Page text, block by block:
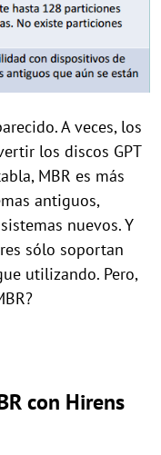
A veces, los
los discos GPT
MBR es más
antiguos,
nuevos. Y
sólo soportan
utilizando. Pero,
con Hirens